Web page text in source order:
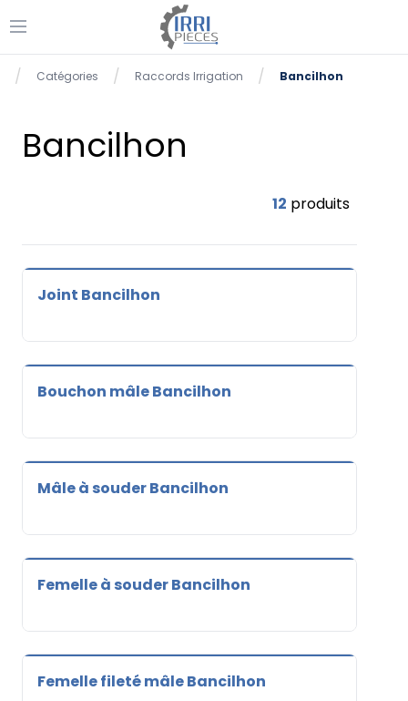
Ouvrir le menu
Accueil
/ Catégories / Raccords Irrigation / Bancilhon
Bancilhon
12 produits
Joint Bancilhon
Bouchon mâle Bancilhon
Mâle à souder Bancilhon
Femelle à souder Bancilhon
Femelle fileté mâle Bancilhon